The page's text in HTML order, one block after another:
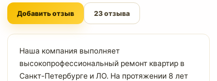
Добавить отзыв 23 отзыва
Наша компания выполняет
высокопрофессиональный ремонт квартир в
Санкт-Петербурге и ЛО. На протяжении 8 лет